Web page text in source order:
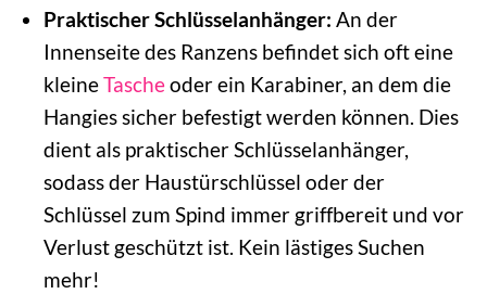
Praktischer Schlüsselanhänger: An der
Innenseite des Ranzens befindet sich oft eine
kleineTascheoder ein Karabiner, an dem die
Hangies sicher befestigt werden können. Dies
dient als praktischer Schlüsselanhänger,
sodass der Haustürschlüssel oder der
Schlüssel zum Spind immer griffbereit und vor
Verlust geschützt ist. Kein lästiges Suchen
mehr!